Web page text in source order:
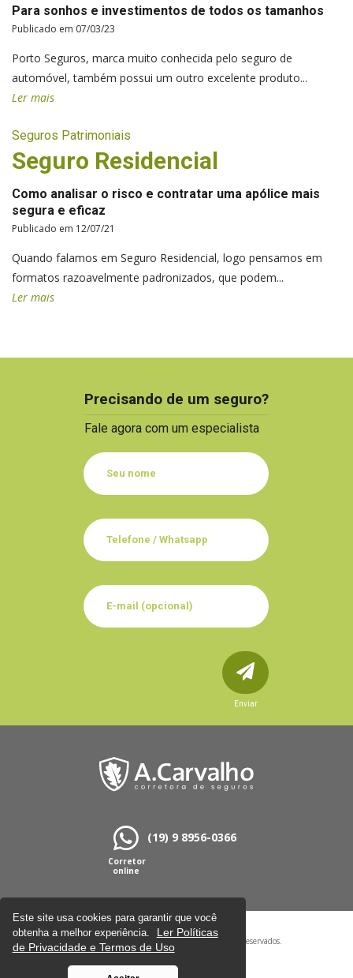
Este site usa cookies para garantir que você
obtenha a melhor experiência.
Ler Políticas
de Privacidade e Termos de Uso
Para sonhos e investimentos de todos os tamanhos
Publicado em 07/03/23
Porto Seguros, marca muito conhecida pelo seguro de
automóvel, também possui um outro excelente produto...
Ler mais
Seguros Patrimoniais
Seguro Residencial
Como analisar o risco e contratar uma apólice mais
segura e eficaz
Publicado em 12/07/21
Quando falamos em Seguro Residencial, logo pensamos em
formatos razoavelmente padronizados, que podem...
Ler mais
Precisando de um seguro?
Fale agora com um especialista
Enviar
(19) 9 8956-0366
Corretor
online
Copyright © 2021 – A.Carvalho, todos os direitos reservados.